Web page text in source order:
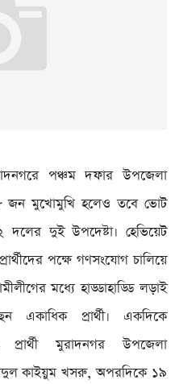
পঞ্চম দফার উপজেলা
৮ জন মুখোমুখি হলেও তবে ভোট
দুই উপদেষ্টা। হেভিয়েট
পক্ষে গণসংযোগ চালিয়ে
মধ্যে হাড্ডাহাড্ডি লড়াই
একাধিক প্রার্থী। একদিকে
মুরাদনগর উপজেলা
কাইয়ুম খসরু, অপরদিকে ১৯